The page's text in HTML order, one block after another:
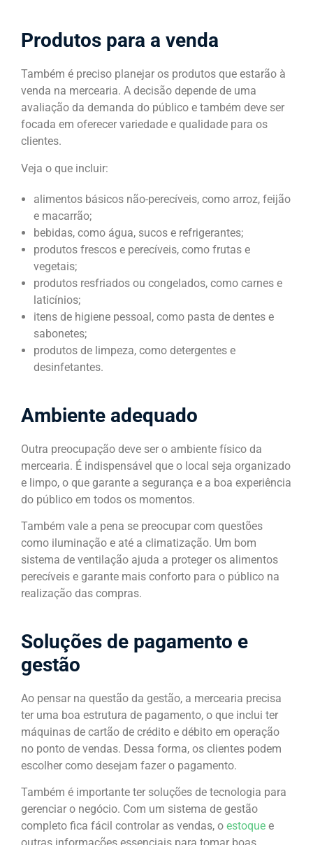
Produtos para a venda
Também é preciso planejar os produtos que estarão à
venda na mercearia. A decisão depende de uma
avaliação da demanda do público e também deve ser
focada em oferecer variedade e qualidade para os
clientes.
Veja o que incluir:
alimentos básicos não-perecíveis, como arroz, feijão
e macarrão;
bebidas, como água, sucos e refrigerantes;
produtos frescos e perecíveis, como frutas e
vegetais;
produtos resfriados ou congelados, como carnes e
laticínios;
itens de higiene pessoal, como pasta de dentes e
sabonetes;
produtos de limpeza, como detergentes e
desinfetantes.
Ambiente adequado
Outra preocupação deve ser o ambiente físico da
mercearia. É indispensável que o local seja organizado
e limpo, o que garante a segurança e a boa experiência
do público em todos os momentos.
Também vale a pena se preocupar com questões
como iluminação e até a climatização. Um bom
sistema de ventilação ajuda a proteger os alimentos
perecíveis e garante mais conforto para o público na
realização das compras.
Soluções de pagamento e
gestão
Ao pensar na questão da gestão, a mercearia precisa
ter uma boa estrutura de pagamento, o que inclui ter
máquinas de cartão de crédito e débito em operação
no ponto de vendas. Dessa forma, os clientes podem
escolher como desejam fazer o pagamento.
Também é importante ter soluções de tecnologia para
gerenciar o negócio. Com um sistema de gestão
completo fica fácil controlar as vendas, o estoque e